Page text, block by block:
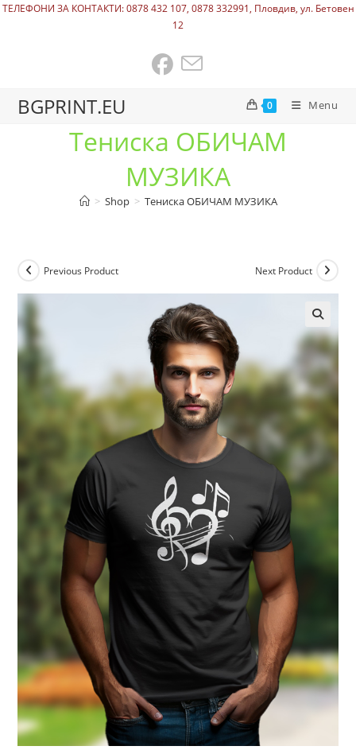
ТЕЛЕФОНИ ЗА КОНТАКТИ: 0878 432 107, 0878 332991, Пловдив, ул. Бетовен
12
BGPRINT.EU 0 Menu
Тениска ОБИЧАМ
МУЗИКА
> Shop > Тениска ОБИЧАМ МУЗИКА
Previous Product Next Product